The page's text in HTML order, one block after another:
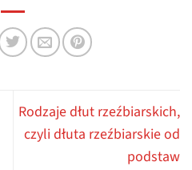
Rodzaje dłut rzeźbiarskich,
czyli dłuta rzeźbiarskie od
podstaw